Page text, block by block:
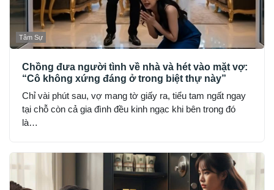
Tâm Sự
Chồng đưa người tình về nhà và hét vào mặt vợ:
“Cô không xứng đáng ở trong biệt thự này”
Chỉ vài phút sau, vợ mang tờ giấy ra, tiểu tam ngất ngay
tại chỗ còn cả gia đình đều kinh ngạc khi bên trong đó
là…